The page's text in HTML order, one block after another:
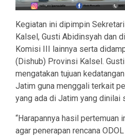
Kegiatan ini dipimpin
Kalsel, Gusti Abidinsyah dan
Komisi III lainnya serta
(Dishub) Provinsi Kalsel.
mengatakan tujuan
Jatim guna menggali terkait
yang ada di Jatim yang dinilai
“Harapannya hasil pertemuan
agar penerapan rencana